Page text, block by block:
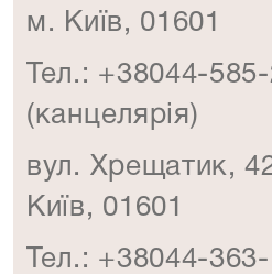
м. Київ, 01601
Тел.: +38044-
(канцелярія)
вул. Хрещатик,
Київ, 01601
Тел.: +38044-